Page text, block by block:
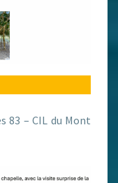
83 – CIL du Mont